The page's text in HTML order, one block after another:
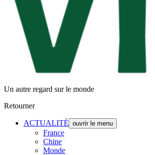
Un autre regard sur le monde
Retourner
ACTUALITÉ ouvrir le menu
France
Chine
Monde